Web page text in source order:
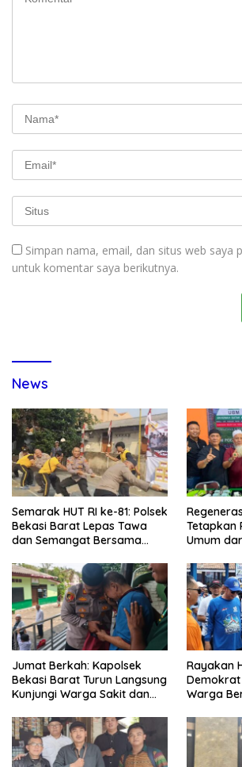
Simpan nama, email, dan situs web saya
untuk komentar saya berikutnya.
News
Semarak HUT RI ke-81: Polsek
Bekasi Barat Lepas Tawa
dan Semangat Bersama
Tetapkan
Umum
Jumat Berkah: Kapolsek
Bekasi Barat Turun Langsung
Kunjungi Warga Sakit dan
Rayakan
Warga